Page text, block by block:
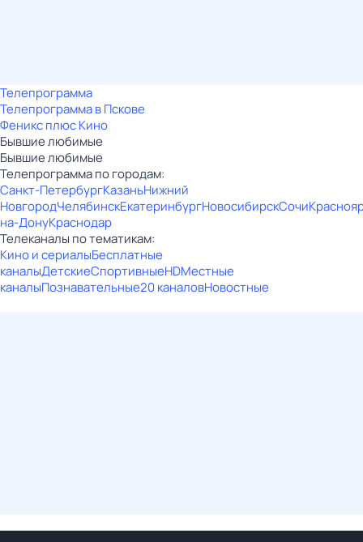
Телепрограмма
Телепрограмма в Пскове
Феникс плюс Кино
Бывшие любимые
Бывшие любимые
Телепрограмма по городам:
Санкт-ПетербургКазаньНижний
НовгородЧелябинскЕкатеринбургНовосибирскСочи
на-ДонуКраснодар
Телеканалы по тематикам:
Кино и сериалыБесплатные
каналыДетскиеСпортивныеHDМестные
каналыПознавательные20 каналовНовостные